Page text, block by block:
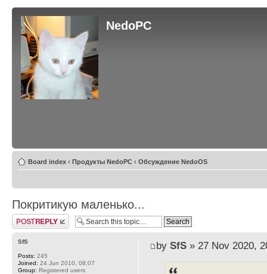
NedoPC
Board index ‹ Продукты NedoPC ‹ Обсуждение NedoOS
Покритикую маленько...
Post a reply
by SfS» 27 Nov 2020,
SfS
Posts: 245
Joined: 24 Jun 2010, 08:07
Group: Registered users